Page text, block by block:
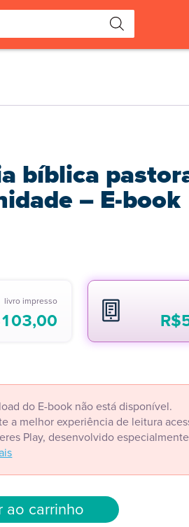
bíblica
– E-book
livro impresso
103,00 R$
do E-book não está disponível.
a melhor experiência de leitura
Play, desenvolvido
ao carrinho